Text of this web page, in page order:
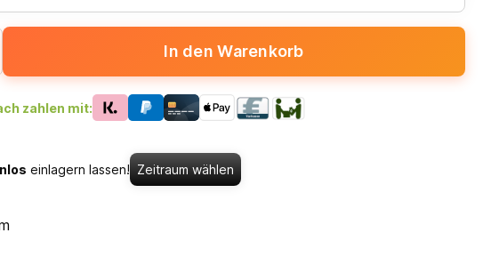
In den Warenkorb
zahlen mit:
einlagern lassen! Zeitraum wählen